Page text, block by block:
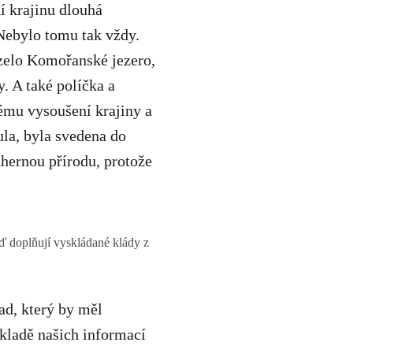
krajinu dlouhá
tomu tak vždy.
Komořanské jezero,
A také políčka a
vysoušení krajiny a
byla svedena do
přírodu, protože
doplňují vyskládané klády z
který by měl
našich informací